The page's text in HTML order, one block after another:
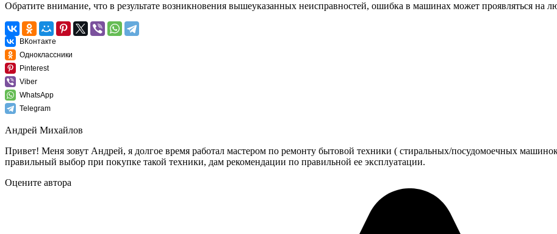
Обратите внимание, что в результате возникновения вышеуказанных неисправностей, ошибка в машинах может проявляться на
ВКонтакте
Одноклассники
Pinterest
Viber
WhatsApp
Telegram
Андрей Михайлов
Привет! Меня зовут Андрей, я долгое время работал мастером по ремонту бытовой техники ( стиральных/посудомоечных
правильный выбор при покупке такой техники, дам рекомендации по правильной ее эксплуатации.
Оцените автора